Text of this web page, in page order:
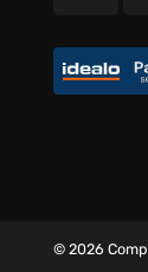
© 2026